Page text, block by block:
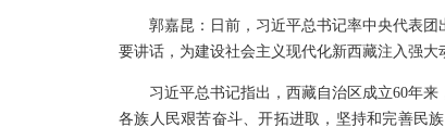
郭嘉昆：日前，习近平总书记率中央代表
要讲话，为建设社会主义现代化新西藏注入强大
习近平总书记指出，西藏自治区成立60年
各族人民艰苦奋斗、开拓进取，坚持和完善民